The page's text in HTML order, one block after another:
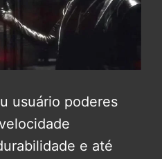
usuário poderes
e até